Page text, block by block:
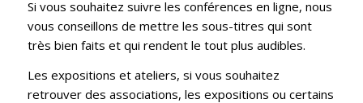
Si vous souhaitez suivre les conférences en ligne, nous
vous conseillons de mettre les sous-titres qui sont
très bien faits et qui rendent le tout plus audibles.
Les expositions et ateliers, si vous souhaitez
retrouver des associations, les expositions ou certains